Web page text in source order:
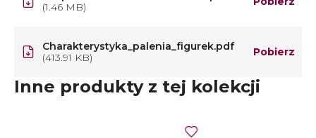
(1.46 MB)
Charakterystyka_palenia_figurek.pdf
(413.91 KB)
Pobierz
Inne produkty z tej kolekcji